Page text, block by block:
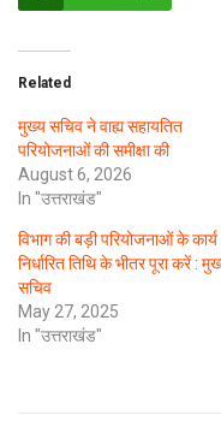
Related
मुख्य सचिव ने वाह्य सहायतित
परियोजनाओं की समीक्षा की
August 6, 2026
In "उत्तराखंड"
विभाग की बड़ी परियोजनाओं के कार्य
निर्धारित तिथि के भीतर पूरा करें :
सचिव
May 27, 2025
In "उत्तराखंड"